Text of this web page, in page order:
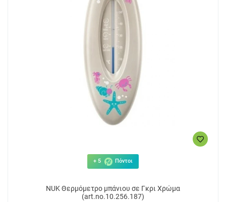
+ 5 Πόντοι
NUK Θερμόμετρο μπάνιου σε Γκρι Χρώμα
(art.no.10.256.187)